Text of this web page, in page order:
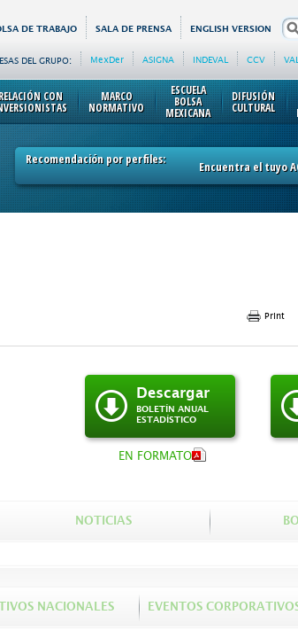
DE TRABAJO SALA DE PRENSA ENGLISH VERSION
DEL GRUPO: MexDer ASIGNA INDEVAL CCV
CON MARCO
NORMATIVO
ESCUELA
BOLSA
MEXICANA
DIFUSIÓN
CULTURAL
Recomendación por perfiles: Encuentra el tuyo
Print
Descargar
BOLETÍN ANUAL
ESTADÍSTICO
EN FORMATO
NOTICIAS
NACIONALES EVENTOS